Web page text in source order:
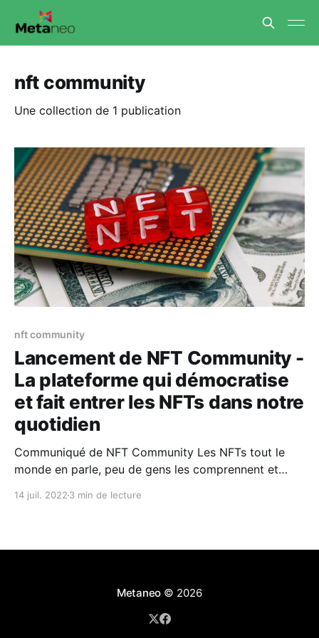
nft community
Une collection de 1 publication
nft community
Lancement de NFT Community -
La plateforme qui démocratise
et fait entrer les NFTs dans notre
quotidien
Communiqué de NFT Community Les NFTs tout le
monde en parle, peu de gens les comprennent et
pas concernés pour 62 %*. Les démocratiser, les
14 juil. 2022 3 min de lecture
Metaneo © 2026